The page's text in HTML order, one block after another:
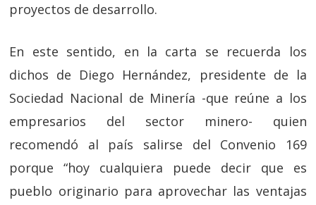
proyectos de desarrollo.
En este sentido, en la carta se recuerda los
dichos de Diego Hernández, presidente de la
Sociedad Nacional de Minería -que reúne a los
empresarios del sector minero- quien
recomendó al país salirse del Convenio 169
porque “hoy cualquiera puede decir que es
pueblo originario para aprovechar las ventajas